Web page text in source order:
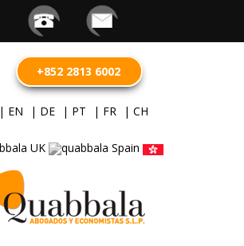
+852 2813 6002
| EN | DE | PT | FR | CH